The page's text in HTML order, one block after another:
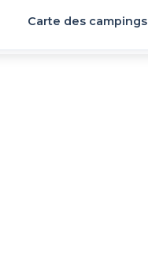
Carte des campings